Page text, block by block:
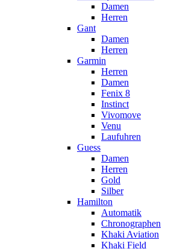
Damen
Herren
Gant
Damen
Herren
Garmin
Herren
Damen
Fenix 8
Instinct
Vivomove
Venu
Laufuhren
Guess
Damen
Herren
Gold
Silber
Hamilton
Automatik
Chronographen
Khaki Aviation
Khaki Field